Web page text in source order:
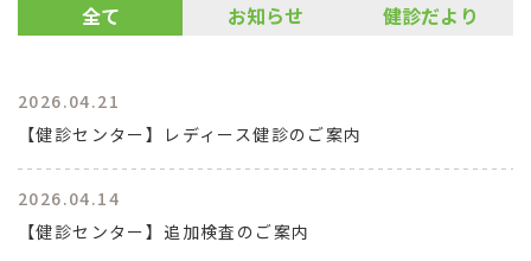
全て お知らせ 健診だより
2026.04.21
【健診センター】レディース健診のご案内
2026.04.14
【健診センター】追加検査のご案内